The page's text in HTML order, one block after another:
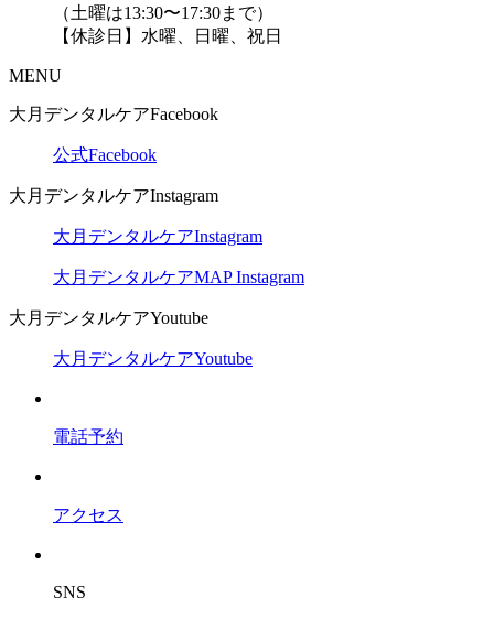
（土曜は13:30〜17:30まで）
【休診日】水曜、日曜、祝日
MENU
大月デンタルケアFacebook
公式Facebook
大月デンタルケアInstagram
大月デンタルケアInstagram
大月デンタルケアMAP Instagram
大月デンタルケアYoutube
大月デンタルケアYoutube
電話予約
アクセス
SNS